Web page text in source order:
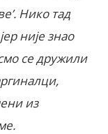
Нико тад
није знао
се дружили
из